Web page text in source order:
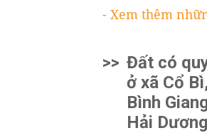
- Xem thêm
>> Đất có
ở xã Cổ
Bình
Hải Dương